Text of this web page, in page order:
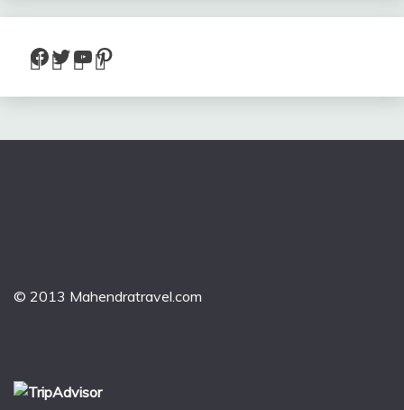
Facebook
Twitter
YouTube
Pinterest
© 2013 Mahendratravel.com